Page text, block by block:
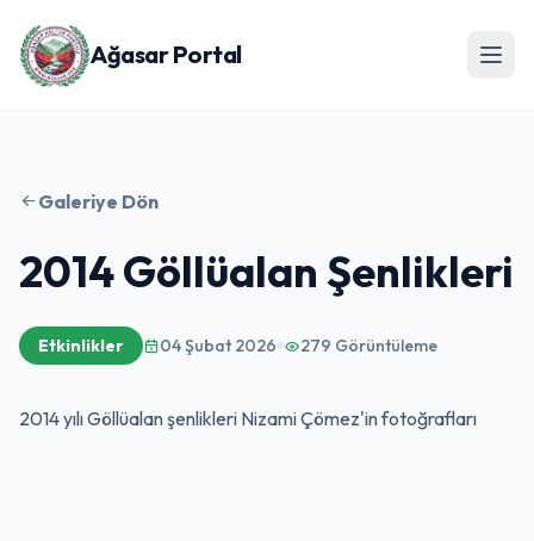
Ağasar Portal
Galeriye Dön
2014 Göllüalan Şenlikleri
Etkinlikler 04 Şubat 2026 279 Görüntüleme
2014 yılı Göllüalan şenlikleri Nizami Çömez'in fotoğrafları